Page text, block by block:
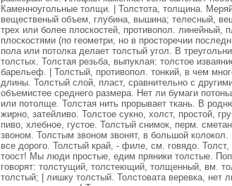
Каменноугольные толщи. | Толстота, толщина.
вещественый объем, глубина, вышина; телесный,
трех или более плоскостей, противопол. линейный,
плоскостями (по геометри, но в просторечии
пола или потолка делает толстый угол. В
толстых. Толстая резьба, выпуклая: толстое
барельеф. | Толстый, противопол. тонкий, в чем
длины. Толстый слой, пласт, сравнительно с
объемистее среднего размера. Нет ли бумаги
или потолще. Толстая нить прорывает ткань. В
жирно, затейливо. Толстое сукно, холст, простой,
пиво, хлебное, густое. Толстый снимок, перм.
звоном. Толстым звоном звонят, в большой колокол.
все дорого. Толстый край, - филе, см. говядо.
тоост! Мы люди простые, едим пряники толстые.
говорят: толстущий, толстеющий, толщенный, вм.
толстый; | лишку толстый. Толстовата веревка, нет